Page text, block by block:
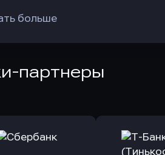
больше
партнеры